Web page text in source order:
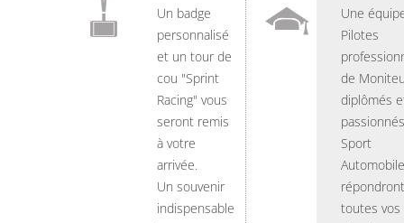
Un badge
personnalisé
et un tour de
cou "Sprint
Racing" vous
seront remis
à votre
arrivée.
Un souvenir
indispensable
Une
Pilotes
de
diplômés
Sport
Automobile
toutes vos